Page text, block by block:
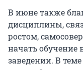
В июне также
дисциплины,
ростом,
начать
заведении. В